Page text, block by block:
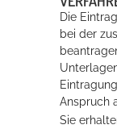
Die
bei der
Anspruch
Sie